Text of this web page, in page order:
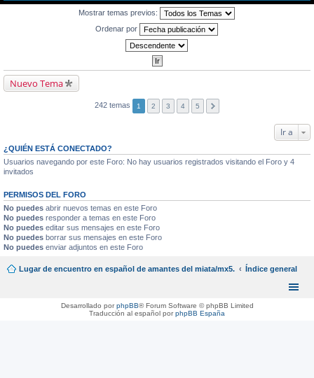
Mostrar temas previos:
Ordenar por
Nuevo Tema
242 temas 1 2 3 4 5
Ir a
¿QUIÉN ESTÁ CONECTADO?
Usuarios navegando por este Foro: No hay usuarios registrados visitando el Foro y 4
invitados
PERMISOS DEL FORO
No puedes abrir nuevos temas en este Foro
No puedes responder a temas en este Foro
No puedes editar sus mensajes en este Foro
No puedes borrar sus mensajes en este Foro
No puedes enviar adjuntos en este Foro
Lugar de encuentro en español de amantes del miata/mx5. Índice general
Desarrollado porphpBB® Forum Software © phpBB Limited
Traducción al español porphpBB España